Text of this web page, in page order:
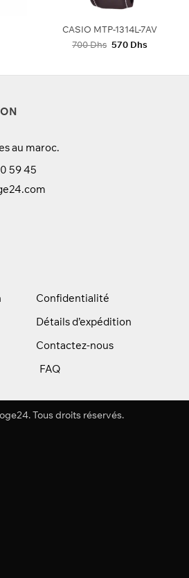
Dhs.
CASIO MTP-1314L-7AV
700Dhs Le
700 Dhs.
570 DhsLe
570 Dhs.
au maroc.
59 45
Confidentialité
Détails d’expédition
Contactez-nous
FAQ
Tous droits réservés.